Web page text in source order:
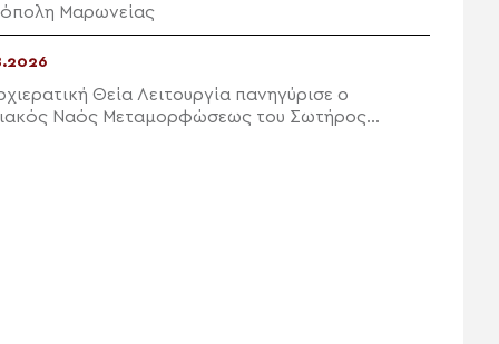
Μαρωνείας
Θεία Λειτουργία πανηγύρισε ο
Ναός Μεταμορφώσεως του Σωτήρος